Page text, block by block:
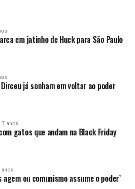
em jatinho de Huck para São Paulo
Dirceu já sonham em voltar ao poder
7 anos
gatos que andam na Black Friday
anos
agem ou comunismo assume o poder’